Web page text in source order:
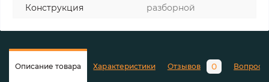
Конструкция разборной
Описание товара Характеристики Отзывов 0 Вопросы